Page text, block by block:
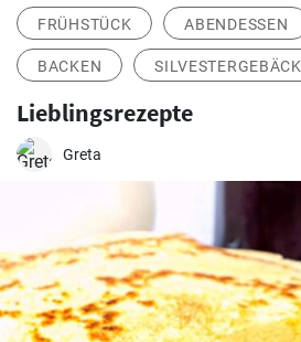
FRÜHSTÜCK ABENDESSEN
BACKEN SILVESTERGEBÄCK
Lieblingsrezepte
Greta